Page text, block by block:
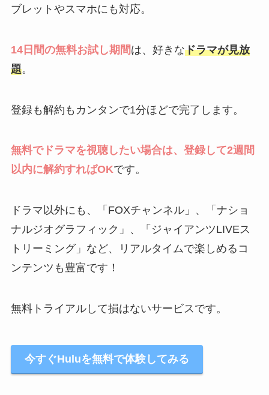
ブレットやスマホにも対応。
14日間の無料お試し期間は、好きなドラマが見放
題。
登録も解約もカンタンで1分ほどで完了します。
無料でドラマを視聴したい場合は、登録して2週間
以内に解約すればOKです。
ドラマ以外にも、「FOXチャンネル」、「ナショ
ナルジオグラフィック」、「ジャイアンツLIVEス
トリーミング」など、リアルタイムで楽しめるコ
ンテンツも豊富です！
無料トライアルして損はないサービスです。
今すぐHuluを無料で体験してみる